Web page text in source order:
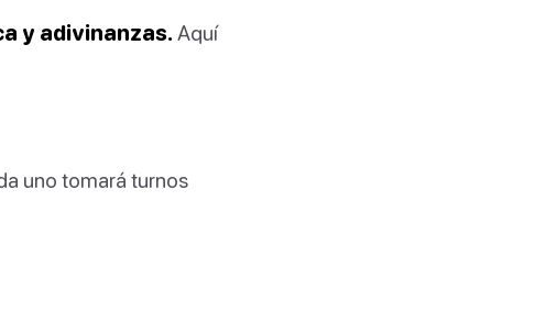
y adivinanzas. Aquí
uno tomará turnos